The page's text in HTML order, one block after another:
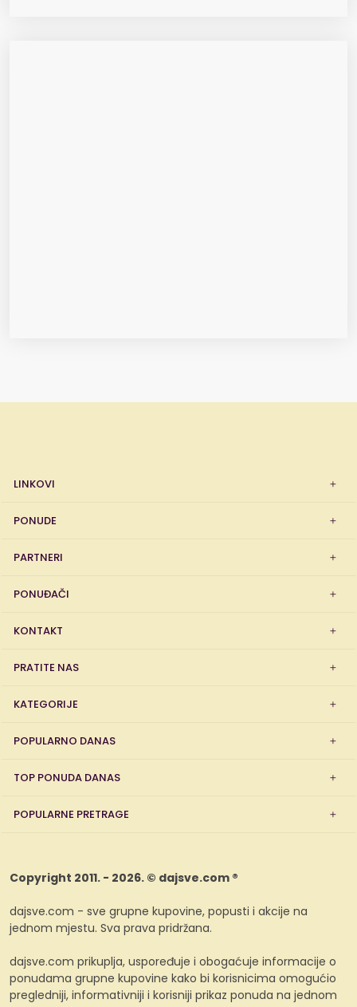
LINKOVI
PONUDE
PARTNERI
PONUĐAČI
KONTAKT
PRATITE NAS
KATEGORIJE
POPULARNO DANAS
TOP PONUDA DANAS
POPULARNE PRETRAGE
Copyright 2011. - 2026. © dajsve.com ®
dajsve.com - sve grupne kupovine, popusti i akcije na
jednom mjestu. Sva prava pridržana.
dajsve.com prikuplja, uspoređuje i obogaćuje informacije o
ponudama grupne kupovine kako bi korisnicima omogućio
pregledniji, informativniji i korisniji prikaz ponuda na jednom